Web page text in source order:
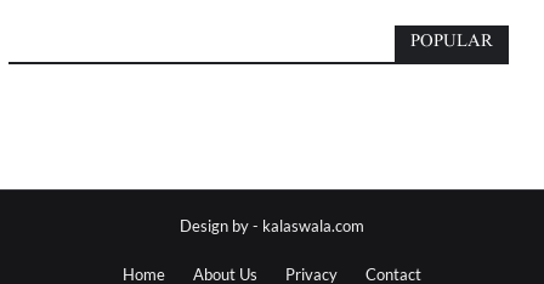
POPULAR
Design by - kalaswala.com
Home About Us Privacy Contact